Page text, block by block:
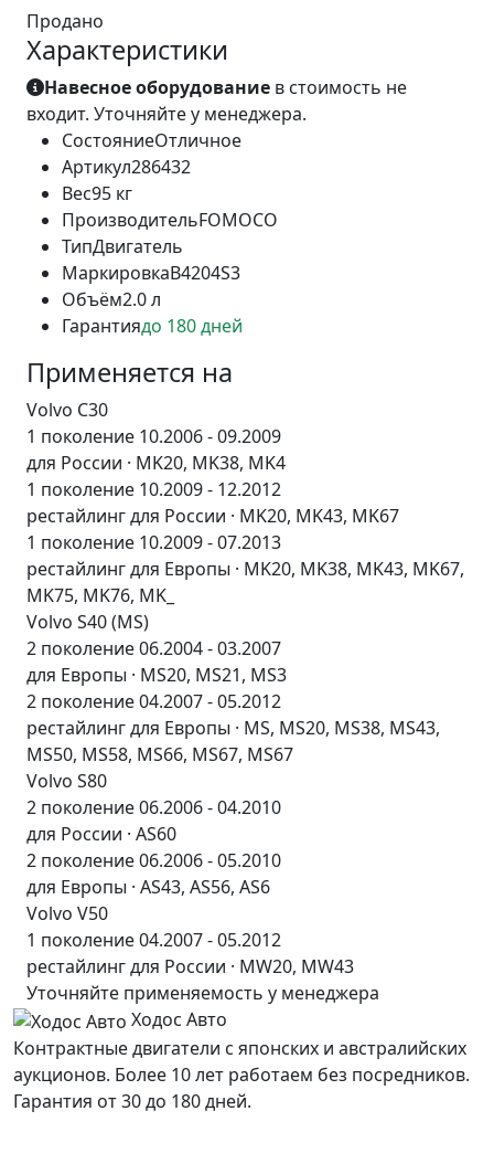
Продано
Характеристики
Навесное оборудование в стоимость не
входит. Уточняйте у менеджера.
СостояниеОтличное
Артикул286432
Вес95 кг
ПроизводительFOMOCO
ТипДвигатель
МаркировкаB4204S3
Объём2.0 л
Гарантиядо 180 дней
Применяется на
Volvo C30
1 поколение 10.2006 - 09.2009
для России · MK20, MK38, MK4
1 поколение 10.2009 - 12.2012
рестайлинг для России · MK20, MK43, MK67
1 поколение 10.2009 - 07.2013
рестайлинг для Европы · MK20, MK38, MK43, MK67,
MK75, MK76, MK_
Volvo S40 (MS)
2 поколение 06.2004 - 03.2007
для Европы · MS20, MS21, MS3
2 поколение 04.2007 - 05.2012
рестайлинг для Европы · MS, MS20, MS38, MS43,
MS50, MS58, MS66, MS67, MS67
Volvo S80
2 поколение 06.2006 - 04.2010
для России · AS60
2 поколение 06.2006 - 05.2010
для Европы · AS43, AS56, AS6
Volvo V50
1 поколение 04.2007 - 05.2012
рестайлинг для России · MW20, MW43
Уточняйте применяемость у менеджера
Ходос Авто
Контрактные двигатели с японских и австралийских
аукционов. Более 10 лет работаем без посредников.
Гарантия от 30 до 180 дней.